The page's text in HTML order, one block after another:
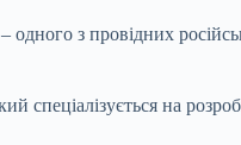
одного з провідних
спеціалізується на